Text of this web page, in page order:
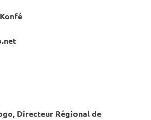
Directeur Régional de